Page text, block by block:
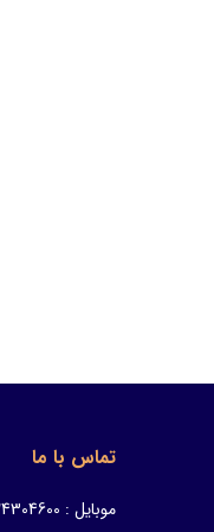
تماس با ما
موبایل : 09124304600